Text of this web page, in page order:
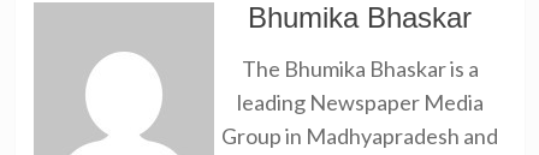
Bhumika Bhaskar
The Bhumika Bhaskar is a
leading Newspaper Media
Group in Madhyapradesh and